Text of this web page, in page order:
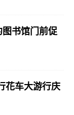
书馆门前促
花车大游行庆